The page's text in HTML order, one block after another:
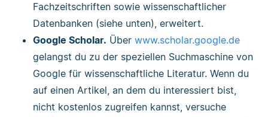
Fachzeitschriften sowie wissenschaftlicher
Datenbanken (siehe unten), erweitert.
Google Scholar. Über www.scholar.google.de
gelangst du zu der speziellen Suchmaschine von
Google für wissenschaftliche Literatur. Wenn du
auf einen Artikel, an dem du interessiert bist,
nicht kostenlos zugreifen kannst, versuche